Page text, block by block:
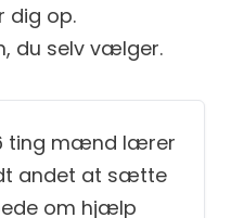
dig op.
du selv vælger.